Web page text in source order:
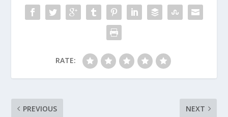
RATE:
PREVIOUS NEXT